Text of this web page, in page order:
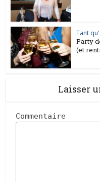
Tant
Party
(et
Laisser
Commentaire